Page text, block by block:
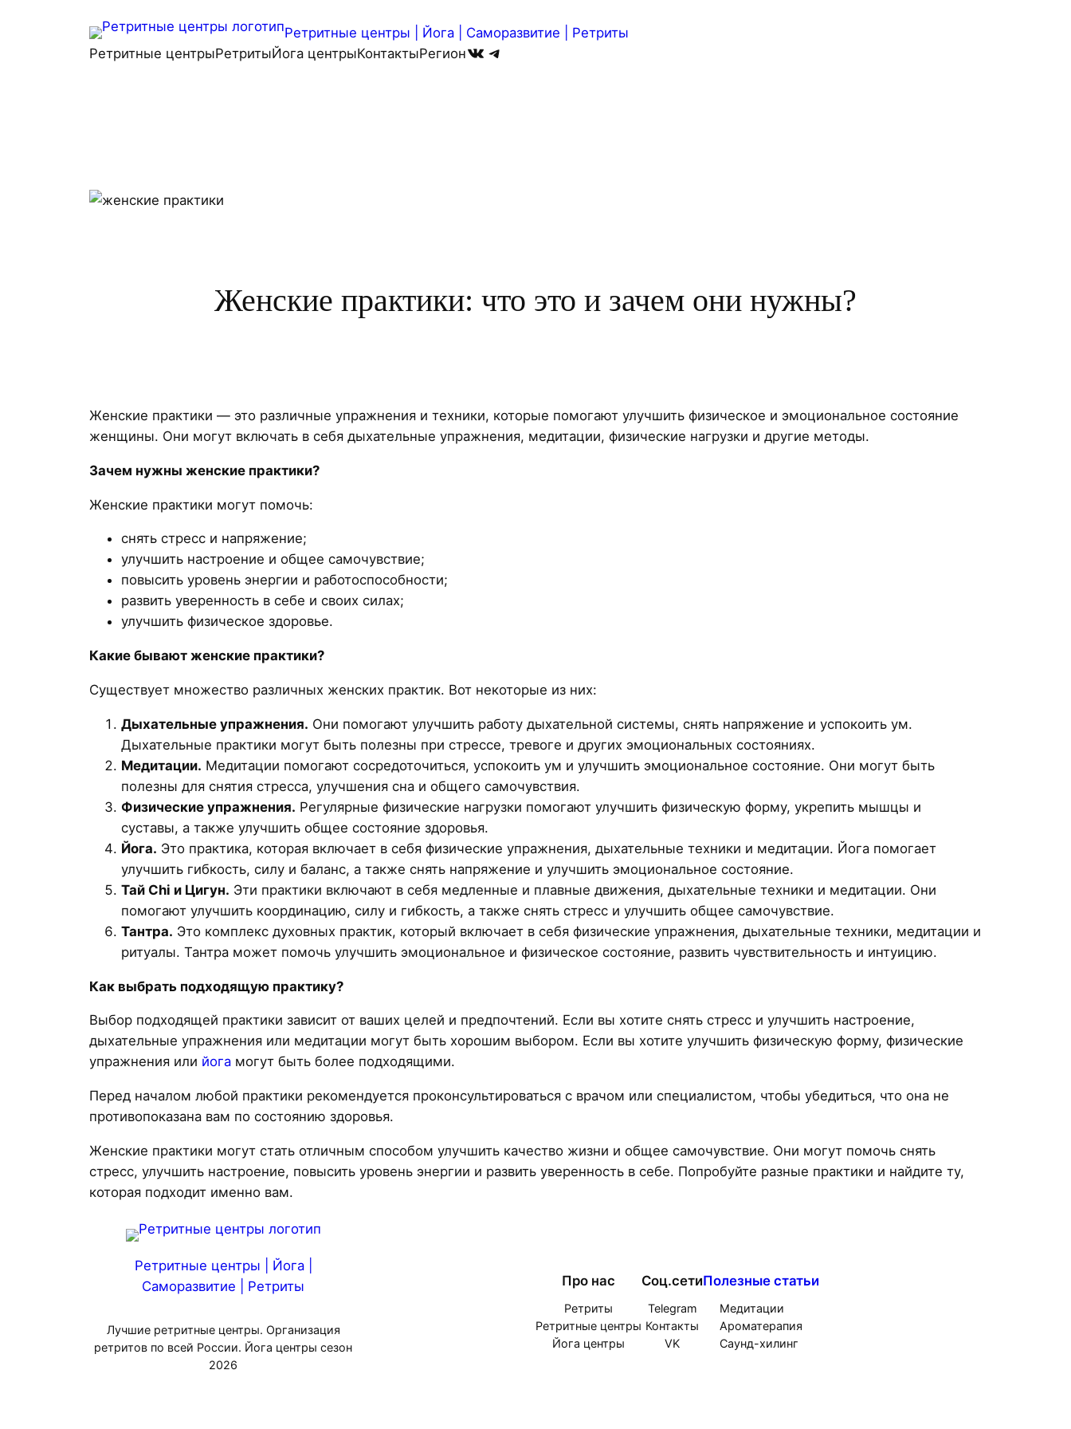
содержимому
Ретритные центры | Йога | Саморазвитие | Ретриты
Ретритные центрыРетритыЙога центрыКонтактыРегионВКонтакте
Telegram
Женские практики: что это и зачем они нужны?
Женские практики — это различные упражнения и техники, которые помогают улучшить физическое и эмоциональное состояние
женщины. Они могут включать в себя дыхательные упражнения, медитации, физические нагрузки и другие методы.
Зачем нужны женские практики?
Женские практики могут помочь:
снять стресс и напряжение;
улучшить настроение и общее самочувствие;
повысить уровень энергии и работоспособности;
развить уверенность в себе и своих силах;
улучшить физическое здоровье.
Какие бывают женские практики?
Существует множество различных женских практик. Вот некоторые из них:
Дыхательные упражнения. Они помогают улучшить работу дыхательной системы, снять напряжение и успокоить ум.
Дыхательные практики могут быть полезны при стрессе, тревоге и других эмоциональных состояниях.
Медитации. Медитации помогают сосредоточиться, успокоить ум и улучшить эмоциональное состояние. Они могут быть
полезны для снятия стресса, улучшения сна и общего самочувствия.
Физические упражнения. Регулярные физические нагрузки помогают улучшить физическую форму, укрепить мышцы и
суставы, а также улучшить общее состояние здоровья.
Йога. Это практика, которая включает в себя физические упражнения, дыхательные техники и медитации. Йога помогает
улучшить гибкость, силу и баланс, а также снять напряжение и улучшить эмоциональное состояние.
Тай Chi и Цигун. Эти практики включают в себя медленные и плавные движения, дыхательные техники и медитации. Они
помогают улучшить координацию, силу и гибкость, а также снять стресс и улучшить общее самочувствие.
Тантра. Это комплекс духовных практик, который включает в себя физические упражнения, дыхательные техники, медитации и
ритуалы. Тантра может помочь улучшить эмоциональное и физическое состояние, развить чувствительность и интуицию.
Как выбрать подходящую практику?
Выбор подходящей практики зависит от ваших целей и предпочтений. Если вы хотите снять стресс и улучшить настроение,
дыхательные упражнения или медитации могут быть хорошим выбором. Если вы хотите улучшить физическую форму, физические
упражнения или йога могут быть более подходящими.
Перед началом любой практики рекомендуется проконсультироваться с врачом или специалистом, чтобы убедиться, что она не
противопоказана вам по состоянию здоровья.
Женские практики могут стать отличным способом улучшить качество жизни и общее самочувствие. Они могут помочь снять
стресс, улучшить настроение, повысить уровень энергии и развить уверенность в себе. Попробуйте разные практики и найдите ту,
которая подходит именно вам.
Ретритные центры | Йога |
Саморазвитие | Ретриты
Лучшие ретритные центры. Организация
ретритов по всей России. Йога центры сезон
2026
Про нас
Ретриты
Ретритные центры
Йога центры
Соц.сети
Telegram
Контакты
VK
Полезные статьи
Медитации
Ароматерапия
Саунд-хилинг